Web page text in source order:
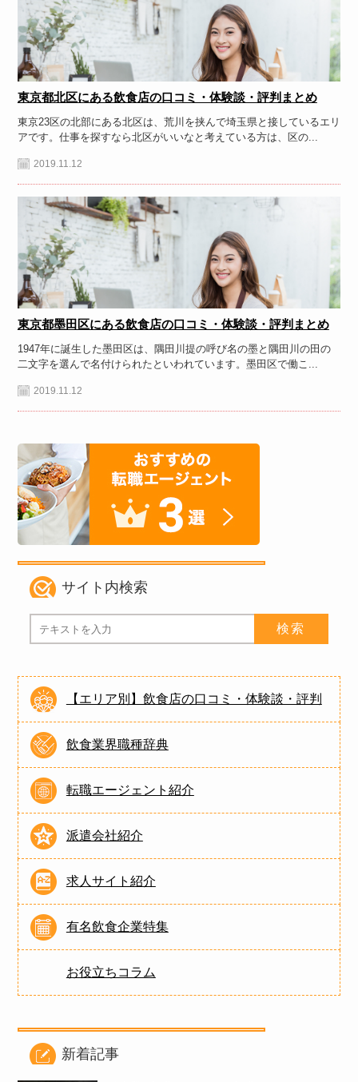
東京都北区にある飲食店の口コミ・体験談・評判まとめ
東京23区の北部にある北区は、荒川を挟んで埼玉県と接しているエリ
アです。仕事を探すなら北区がいいなと考えている方は、区の...
2019.11.12
東京都墨田区にある飲食店の口コミ・体験談・評判まとめ
1947年に誕生した墨田区は、隅田川提の呼び名の墨と隅田川の田の
二文字を選んで名付けられたといわれています。墨田区で働こ...
2019.11.12
サイト内検索
【エリア別】飲食店の口コミ・体験談・評判
飲食業界職種辞典
転職エージェント紹介
派遣会社紹介
求人サイト紹介
有名飲食企業特集
お役立ちコラム
新着記事